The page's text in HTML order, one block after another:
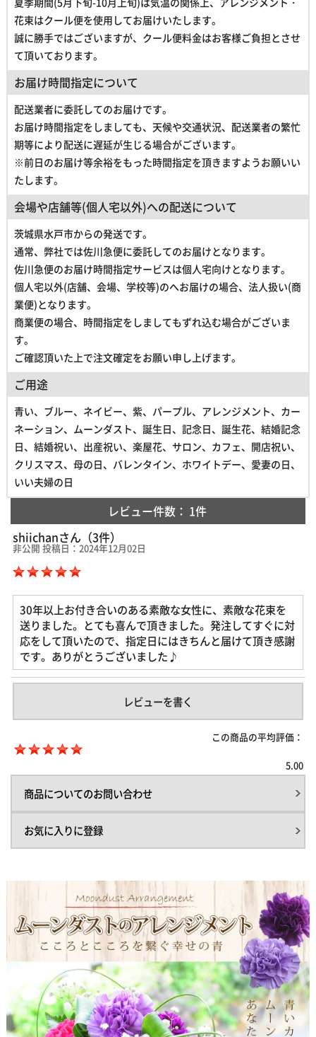
花束はクール便を使用してお届けいたします。
誠に勝手ではございますが、クール便料金はお客様ご負担とさせ
て頂いております。
お届け時間指定について
配送業者に委託してのお届けです。
お届け時間指定をしましても、天候や交通状況、配送業者の繁忙
期等により配送に遅延が生じる場合がございます。
※前日のお届け等余裕をもった時間指定を頂きますようお願いい
たします。
会場や店舗等(個人宅以外)への配送について
茨城県水戸市からの発送です。
通常、弊社では佐川急便に委託してのお届けとなります。
佐川急便のお届け時間指定サービスは個人宅向けとなります。
個人宅以外(店舗、会場、学校等)のへお届けの場合、法人扱い(商
業便)となります。
商業便の場合、時間指定をしましてもずれ込む場合がございま
す。
ご確認頂いた上で注文確定をお願い申し上げます。
ご用途
青い、ブルー、ネイビー、紫、パープル、アレンジメント、カー
ネーション、ムーンダスト、誕生日、記念日、誕生花、結婚記念
日、結婚祝い、出産祝い、楽屋花、サロン、カフェ、開店祝い、
クリスマス、母の日、バレンタイン、ホワイトデー、愛妻の日、
いい夫婦の日
レビュー件数： 1件
shiichanさん（3件）
非公開 投稿日：2024年12月02日
30年以上お付き合いのある素敵な女性に、素敵な花束を
送りました。とても喜んで頂きました。発注してすぐに対
応をして頂いたので、指定日にはきちんと届けて頂き感謝
です。ありがとうございました♪
レビューを書く
この商品の平均評価：
5.00
商品についてのお問い合わせ
お気に入りに登録